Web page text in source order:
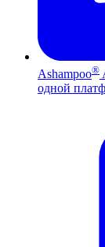
Ashampoo®
одной